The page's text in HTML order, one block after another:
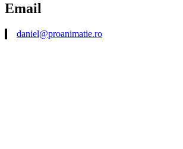
Email
daniel@proanimatie.ro